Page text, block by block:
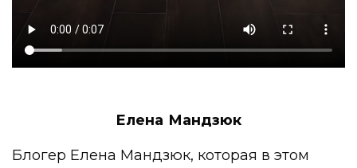
Елена Мандзюк
Блогер Елена Мандзюк, которая в этом